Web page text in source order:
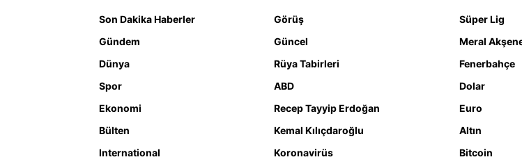
Son Dakika Haberler
Gündem
Dünya
Spor
Ekonomi
Bülten
International
Görüş
Güncel
Rüya Tabirleri
ABD
Recep Tayyip Erdoğan
Kemal Kılıçdaroğlu
Koronavirüs
Süper Lig
Meral
Fenerbahçe
Dolar
Euro
Altın
Bitcoin